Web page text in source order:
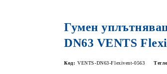
Гумен
DN63 VENTS
Код: VENTS-DN63-Flexivent-0563